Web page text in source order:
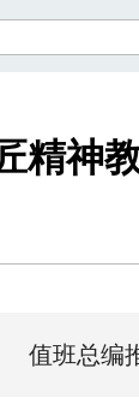
精神
值班总编